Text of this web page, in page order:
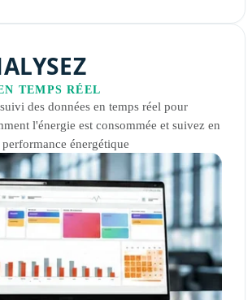
TEMPS RÉEL
des données en temps réel pour
l'énergie est consommée et suivez en
énergétique